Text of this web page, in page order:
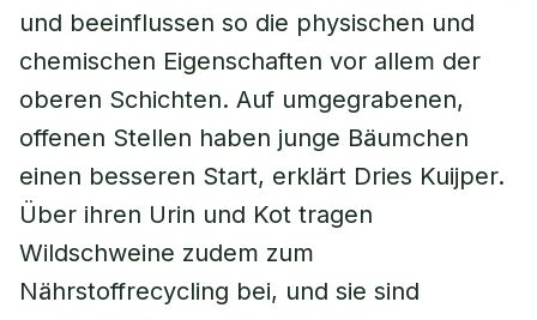
und beeinflussen so die physischen und
chemischen Eigenschaften vor allem der
oberen Schichten. Auf umgegrabenen,
offenen Stellen haben junge Bäumchen
einen besseren Start, erklärt Dries Kuijper.
Über ihren Urin und Kot tragen
Wildschweine zudem zum
Nährstoffrecycling bei, und sie sind